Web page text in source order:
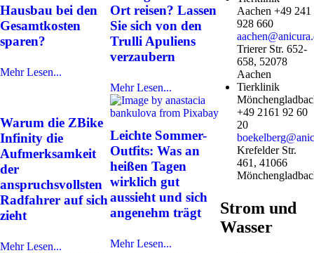
Hausbau bei den
Gesamtkosten
sparen?
Mehr Lesen...
Ort reisen? Lassen
Sie sich von den
Trulli Apuliens
verzaubern
Mehr Lesen...
Warum die ZBike
Infinity die
Aufmerksamkeit
der
anspruchsvollsten
Radfahrer auf sich
zieht
Mehr Lesen...
Leichte Sommer-
Outfits: Was an
heißen Tagen
wirklich gut
aussieht und sich
angenehm trägt
Mehr Lesen...
Aachen +49 241
928 660
Trierer Str. 652-
658, 52078
Aachen
Tierklinik
+49 2161 92 60
20
Krefelder Str.
461, 41066
Strom und
Wasser